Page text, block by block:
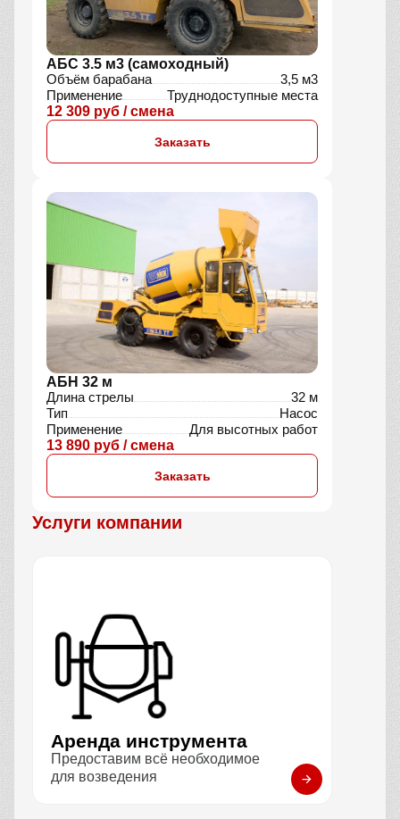
АБС 3.5 м3 (самоходный)
Объём барабана
3,5 м3
Применение
Труднодоступные места
12 309 руб / смена
Заказать
АБН 32 м
Длина стрелы
32 м
Тип
Насос
Применение
Для высотных работ
13 890 руб / смена
Заказать
Услуги компании
Аренда инструмента
Предоставим всё необходимое
для возведения